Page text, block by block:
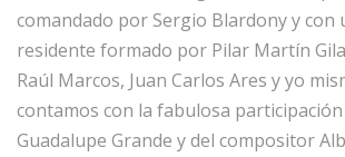
comandado por Sergio Blardony y con
residente formado por Pilar Martín
Raúl Marcos, Juan Carlos Ares y yo
contamos con la fabulosa
Guadalupe Grande y del compositor